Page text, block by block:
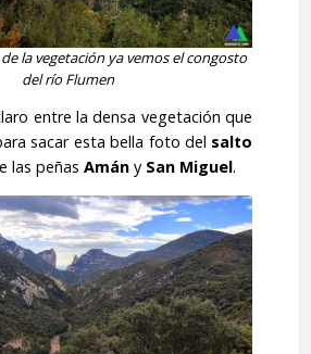
de la vegetación ya vemos el congosto
del río Flumen
entre la densa vegetación que
sacar esta bella foto del salto
las peñas Amány San Miguel.